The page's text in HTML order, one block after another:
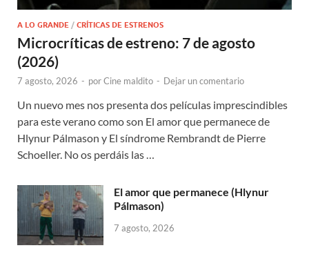
A LO GRANDE / CRÍTICAS DE ESTRENOS
Microcríticas de estreno: 7 de agosto
(2026)
7 agosto, 2026 - porCine maldito - Dejar un comentario
Un nuevo mes nos presenta dos películas imprescindibles
para este verano como son El amor que permanece de
Hlynur Pálmason y El síndrome Rembrandt de Pierre
Schoeller. No os perdáis las …
El amor que permanece (Hlynur
Pálmason)
7 agosto, 2026